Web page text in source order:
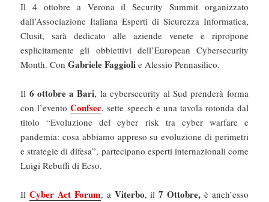
Il 4 ottobre a Verona il Security Summit organizzato
dall’Associazione Italiana Esperti di Sicurezza Informatica,
Clusit, sarà dedicato alle aziende venete e ripropone
esplicitamente gli obbiettivi dell’European Cybersecurity
Month. ConGabriele Faggioli e Alessio Pennasilico.
Il 6 ottobre a Bari, la cybersecurity al Sud prenderà forma
con l’eventoConfsec, sette speech e una tavola rotonda dal
titolo “Evoluzione del cyber risk tra cyber warfare e
pandemia: cosa abbiamo appreso su evoluzione di perimetri
e strategie di difesa”, partecipano esperti internazionali come
Luigi Rebuffi di Ecso.
IlCyber Act Forum, a Viterbo, il7 Ottobre,è anch’esso